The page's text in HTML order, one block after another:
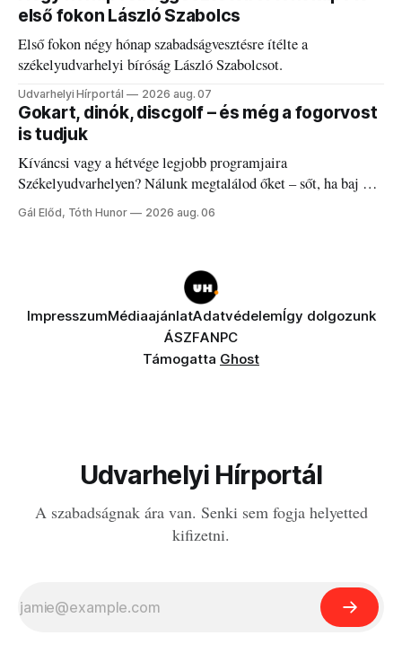
első fokon László Szabolcs
Első fokon négy hónap szabadságvesztésre ítélte a
székelyudvarhelyi bíróság László Szabolcsot.
Udvarhelyi Hírportál 2026 aug. 07
Gokart, dinók, discgolf – és még a fogorvost
is tudjuk
Kíváncsi vagy a hétvége legjobb programjaira
Székelyudvarhelyen? Nálunk megtalálod őket – sőt, ha baj van
a fogaddal, a fogorvosi ügyeletet is!
Gál Előd, Tóth Hunor 2026 aug. 06
ImpresszumMédiaajánlatAdatvédelemÍgy dolgozunk
ÁSZFANPC
Támogatta Ghost
Udvarhelyi Hírportál
A szabadságnak ára van. Senki sem fogja helyetted
kifizetni.